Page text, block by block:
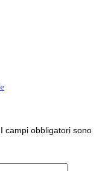
I campi obbligatori sono